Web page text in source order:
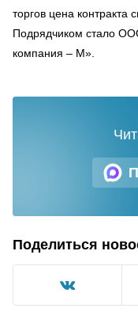
торгов цена контракта
Подрядчиком стало
компания – М».
Поделиться